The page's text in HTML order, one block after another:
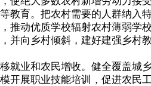
教育。把农村需要的人群纳入
推动优质学校辐射农村薄弱学
并向乡村倾斜，建好建强乡村
就业和农民增收。健全覆盖城
开展职业技能培训，促进农民